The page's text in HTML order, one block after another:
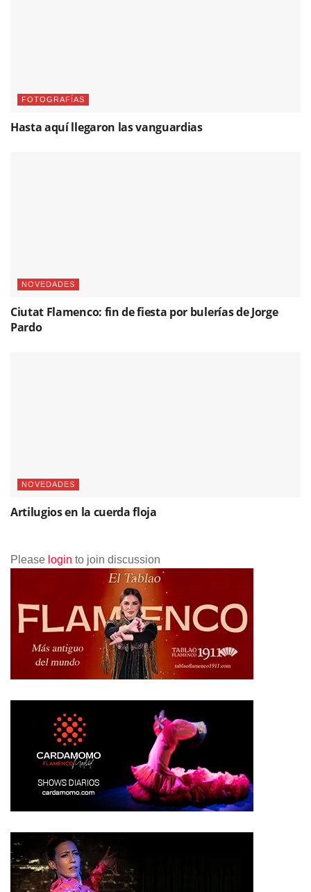
FOTOGRAFÍAS
Hasta aquí llegaron las vanguardias
NOVEDADES
Ciutat Flamenco: fin de fiesta por bulerías de Jorge
Pardo
NOVEDADES
Artilugios en la cuerda floja
Please login to join discussion